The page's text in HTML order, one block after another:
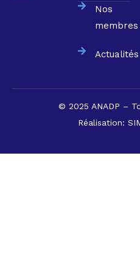
Nos
membres
Actualités
© 2025 ANADP –
Réalisation: